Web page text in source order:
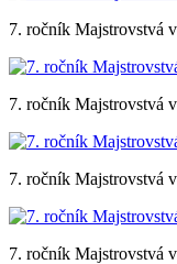
7. ročník Majstrovstvá
7. ročník Majstrovstvá
7. ročník Majstrovstvá
7. ročník Majstrovstvá